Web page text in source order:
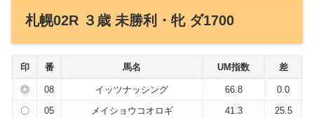
札幌02R ３歳 未勝利・牝 ダ1700
印 番 馬名 UM指数 差
◎ 08 イッツナッシング 66.8
0.0
〇
05 メイショウコオロギ 41.3
25.5